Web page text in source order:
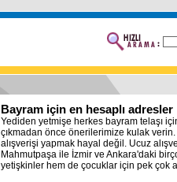
Bayram için en hesaplı adresler
Yediden yetmişe herkes bayram telaşı
çıkmadan önce önerilerimize kulak
alışverişi yapmak hayal değil. Ucuz
Mahmutpaşa ile İzmir ve Ankara'daki
yetişkinler hem de çocuklar için pek çok